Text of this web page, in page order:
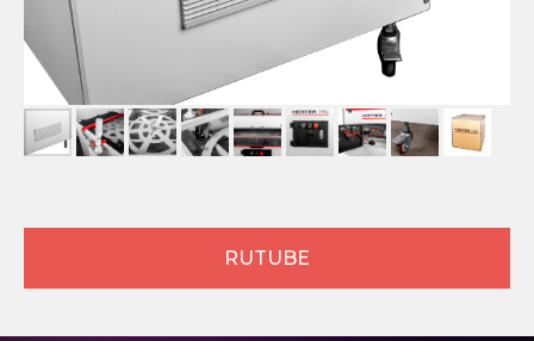
RUTUBE